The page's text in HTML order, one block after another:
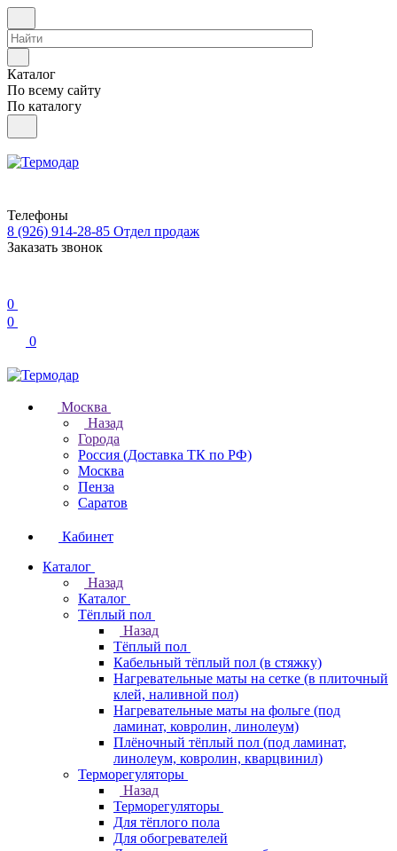
Каталог
По всему сайту
По каталогу
Телефоны
8 (926) 914-28-85 Отдел продаж
Заказать звонок
0
0
0
Москва
Назад
Города
Россия (Доставка ТК по РФ)
Москва
Пенза
Саратов
Кабинет
Каталог
Назад
Каталог
Тёплый пол
Назад
Тёплый пол
Кабельный тёплый пол (в стяжку)
Нагревательные маты на сетке (в плиточный
клей, наливной пол)
Нагревательные маты на фольге (под
ламинат, ковролин, линолеум)
Плёночный тёплый пол (под ламинат,
линолеум, ковролин, кварцвинил)
Терморегуляторы
Назад
Терморегуляторы
Для тёплого пола
Для обогревателей